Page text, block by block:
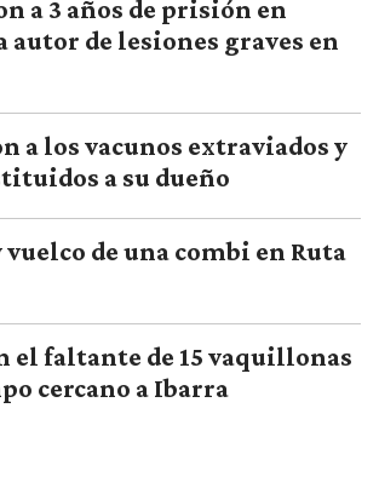
a 3 años de prisión en
autor de lesiones graves en
a los vacunos extraviados y
a su dueño
vuelco de una combi en Ruta
el faltante de 15 vaquillonas
cercano a Ibarra